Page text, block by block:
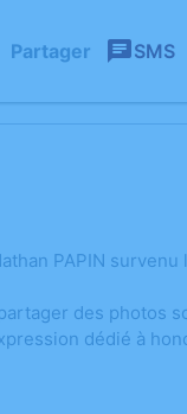
Partager SMS
PAPIN
des photos
dédié à